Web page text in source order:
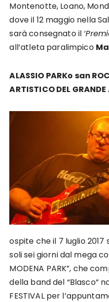
Montenotte, Loano,
dove il 12 maggio nella
sarà consegnato il
all’atleta paralimpico
ALASSIO PARKo san
ARTISTICO DEL
ospite che il 7 luglio
soli sei giorni dal mega
MODENA PARK”, che
della band del “Blasco”
FESTIVAL per